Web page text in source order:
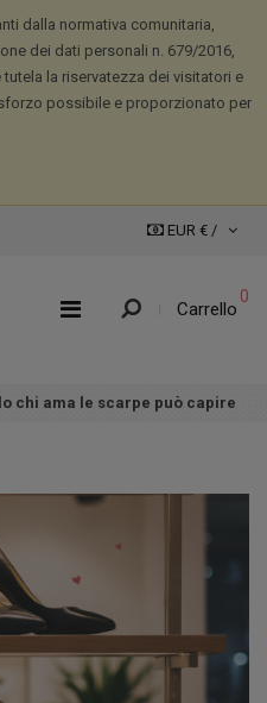
dalla normativa comunitaria,
dei dati personali n. 679/2016,
la riservatezza dei visitatori e
possibile e proporzionato per
EUR € /
Carrello
0
chi ama le scarpe può capire